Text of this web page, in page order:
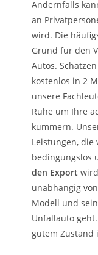
Andernfalls
an
wird. Die
Grund für den
Autos.
kostenlos in 2
unsere
Ruhe um Ihre
kümmern.
Leistungen,
bedingungslos
den Export
unabhängig
Modell und
Unfallauto
gutem Zustand